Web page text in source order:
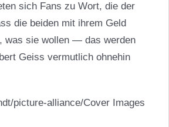
sich Fans zu Wort, die der
die beiden mit ihrem Geld
was sie wollen — das werden
Geiss vermutlich ohnehin
picture-alliance/Cover Images